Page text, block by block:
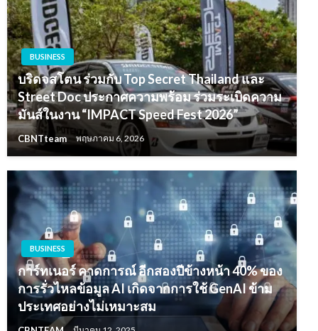
BUSINESS
บริดจสโตน ร่วมกับ Top Secret Thailand และ
Street Doc ประกาศความพร้อม ร่วมระเบิดความ
มันส์ในงาน “IMPACT Speed Fest 2026”
CBNTteam พฤษภาคม 6, 2026
BUSINESS
การ์ทเนอร์ คาดการณ์ อีกสองปีข้างหน้า 40% ของ
การรั่วไหลข้อมูล AI เกิดจากการใช้ GenAI ข้าม
ประเทศอย่างไม่เหมาะสม